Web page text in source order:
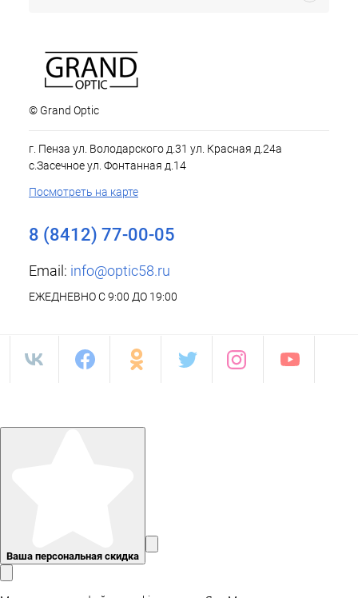
© Grand Optic
г. Пенза ул. Володарского д.31 ул. Красная д.24а
с.Засечное ул. Фонтанная д.14
Посмотреть на карте
8 (8412) 77-00-05
Email: info@optic58.ru
ЕЖЕДНЕВНО С 9:00 ДО 19:00
Ваша персональная скидка